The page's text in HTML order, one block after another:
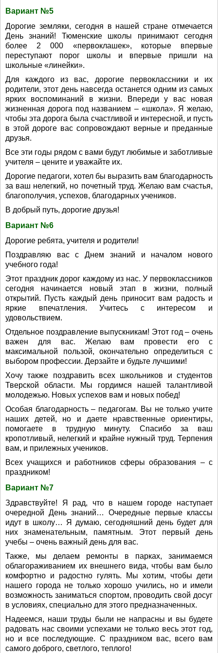
Вариант №5
Дорогие земляки, сегодня в нашей стране отмечается
День знаний! Тюменские школы принимают сегодня
более 2 000 «первоклашек», которые впервые
переступают порог школы и впервые пришли на
школьные «линейки».
Для каждого из вас, дорогие первоклассники и их
родители, этот день навсегда останется одним из самых
ярких воспоминаний в жизни. Впереди у вас новая
жизненная дорога под названием – «школа». Я желаю,
чтобы эта дорога была счастливой и интересной, и пусть
в этой дороге вас сопровождают верные и преданные
друзья.
Все эти годы рядом с вами будут любимые и заботливые
учителя – цените и уважайте их.
Дорогие педагоги, хотел бы выразить вам благодарность
за ваш нелегкий, но почетный труд. Желаю вам счастья,
благополучия, успехов, благодарных учеников.
В добрый путь, дорогие друзья!
Вариант №6
Дорогие ребята, учителя и родители!
Поздравляю вас с Днем знаний и началом нового
учебного года!
Этот праздник дорог каждому из нас. У первоклассников
сегодня начинается новый этап в жизни, полный
открытий. Пусть каждый день приносит вам радость и
яркие впечатления. Учитесь с интересом и
удовольствием.
Отдельное поздравление выпускникам! Этот год – очень
важен для вас. Желаю вам провести его с
максимальной пользой, окончательно определиться с
выбором профессии. Дерзайте и будьте лучшими!
Хочу также поздравить всех школьников и студентов
Тверской области. Мы гордимся нашей талантливой
молодежью. Новых успехов вам и новых побед!
Особая благодарность – педагогам. Вы не только учите
наших детей, но и даете нравственные ориентиры,
помогаете в трудную минуту. Спасибо за ваш
кропотливый, нелегкий и крайне нужный труд. Терпения
вам, и прилежных учеников.
Всех учащихся и работников сферы образования – с
праздником!
Вариант №7
Здравствуйте! Я рад, что в нашем городе наступает
очередной День знаний… Очередные первые классы
идут в школу… Я думаю, сегодняшний день будет для
них знаменательным, памятным. Этот первый день
учебы – очень важный день для вас.
Также, мы делаем ремонты в парках, занимаемся
облагораживанием их внешнего вида, чтобы вам было
комфортно и радостно гулять. Мы хотим, чтобы дети
нашего города не только хорошо учились, но и имели
возможность заниматься спортом, проводить свой досуг
в условиях, специально для этого предназначенных.
Надеемся, наши труды были не напрасны и вы будете
радовать нас своими успехами не только весь этот год,
но и все последующие. С праздником вас, всего вам
самого доброго, светлого, теплого!